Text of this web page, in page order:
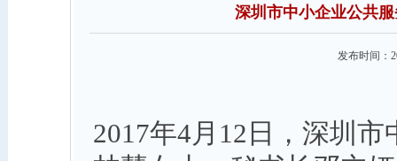
深圳市中小企业公共
发布时间：
2017年4月12日，深圳